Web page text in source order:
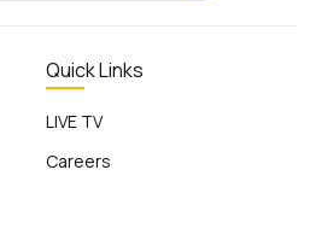
Quick Links
LIVE TV
Careers